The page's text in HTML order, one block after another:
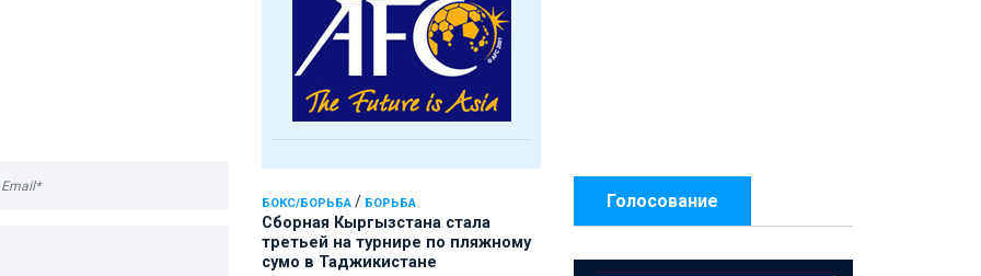
БОКС/БОРЬБА / БОРЬБА
Сборная Кыргызстана стала
третьей на турнире по пляжному
сумо в Таджикистане
Голосование